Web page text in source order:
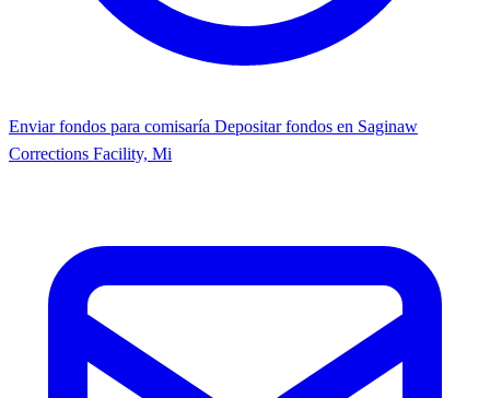
Enviar fondos para comisaría Depositar fondos en ​Saginaw
Corrections Facility, Mi